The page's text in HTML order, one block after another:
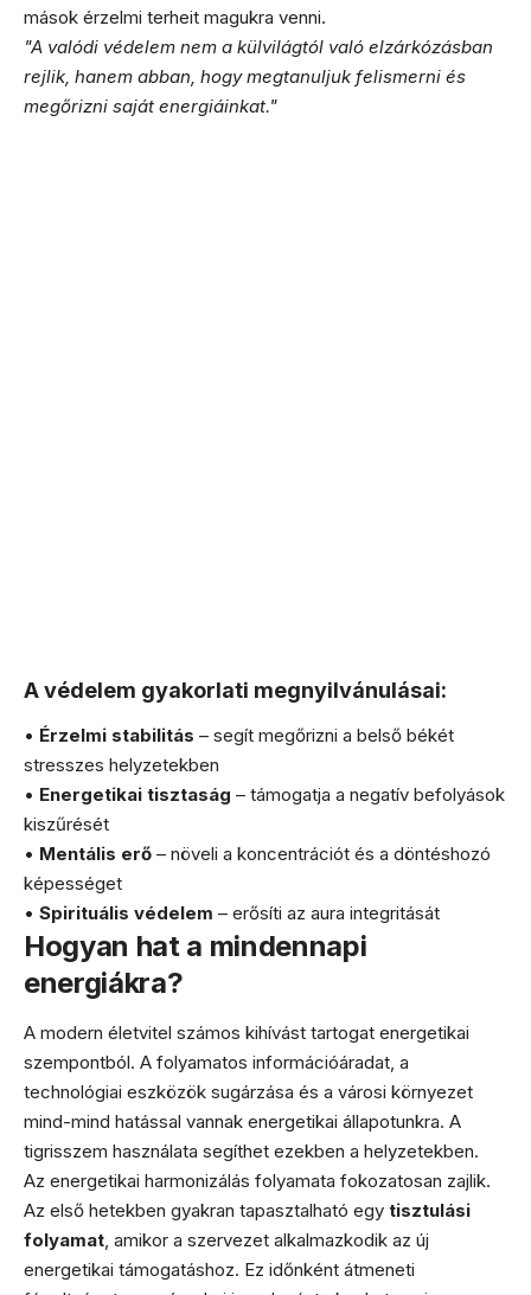
mások érzelmi terheit magukra venni.
"A valódi védelem nem a külvilágtól való elzárkózásban
rejlik, hanem abban, hogy megtanuljuk felismerni és
megőrizni saját energiáinkat."
A védelem gyakorlati megnyilvánulásai:
• Érzelmi stabilitás – segít megőrizni a belső békét
stresszes helyzetekben
• Energetikai tisztaság – támogatja a negatív befolyások
kiszűrését
• Mentális erő – növeli a koncentrációt és a döntéshozó
képességet
• Spirituális védelem – erősíti az aura integritását
Hogyan hat a mindennapi
energiákra?
A modern életvitel számos kihívást tartogat energetikai
szempontból. A folyamatos információáradat, a
technológiai eszközök sugárzása és a városi környezet
mind-mind hatással vannak energetikai állapotunkra. A
tigrisszem használata segíthet ezekben a helyzetekben.
Az energetikai harmonizálás folyamata fokozatosan zajlik.
Az első hetekben gyakran tapasztalható egy tisztulási
folyamat, amikor a szervezet alkalmazkodik az új
energetikai támogatáshoz. Ez időnként átmeneti